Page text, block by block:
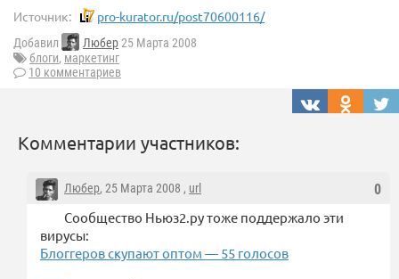
Источник: pro-kurator.ru/post70600116/
Добавил Любер25 Марта 2008
блоги, маркетинг
10 комментариев
Комментарии участников:
0
Любер, 25 Марта 2008 , url
Сообщество Ньюз2.ру тоже поддержало эти
вирусы:
Блоггеров скупают оптом — 55 голосов